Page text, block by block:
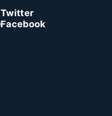
Twitter
Facebook